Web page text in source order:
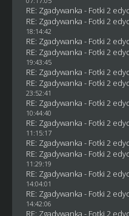
RE: Zgadywanka - Fotki 2
RE: Zgadywanka - Fotki 2
18:14:42
RE: Zgadywanka - Fotki 2
RE: Zgadywanka - Fotki 2
19:43:45
RE: Zgadywanka - Fotki 2
RE: Zgadywanka - Fotki 2
23:52:41
RE: Zgadywanka - Fotki 2
10:44:40
RE: Zgadywanka - Fotki 2
11:15:17
RE: Zgadywanka - Fotki 2
RE: Zgadywanka - Fotki 2
11:29:19
RE: Zgadywanka - Fotki 2
14:04:01
RE: Zgadywanka - Fotki 2
14:42:06
RE: Zgadywanka - Fotki 2